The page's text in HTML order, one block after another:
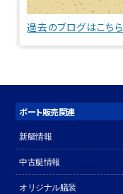
過去のブログはこちら
ボート販売関連
新艇情報
中古艇情報
オリジナル艤装